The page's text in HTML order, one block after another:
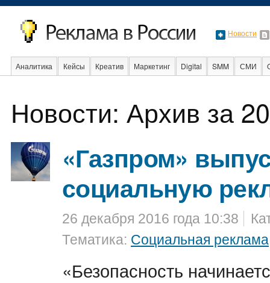
Новости
Аналитика Кейсы Креатив Маркетинг Digital SMM СМИ
Новости: Архив за
«Газпром»
социальную
26 декабря 2016 года 10:38
Тематика: Социальная реклама
«Безопасность